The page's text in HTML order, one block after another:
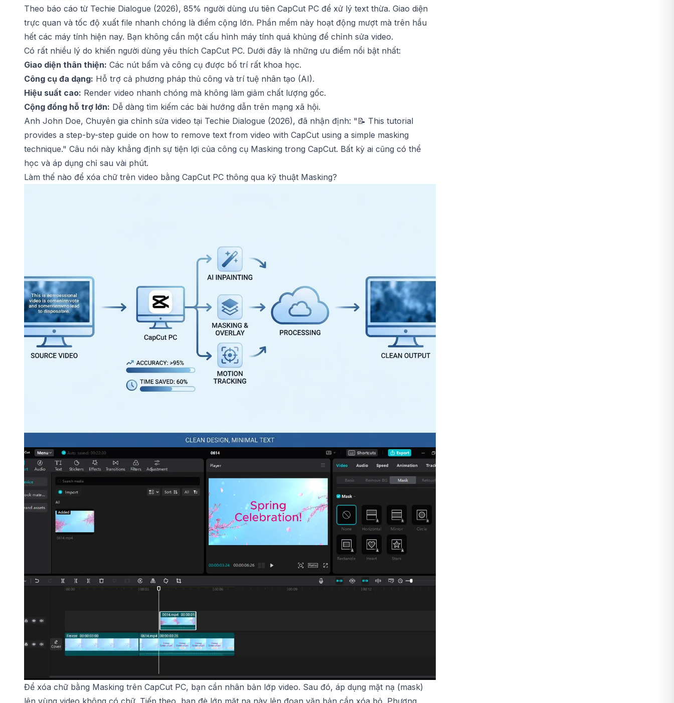
Theo báo cáo từ Techie Dialogue (2026), 85% người dùng ưu tiên CapCut PC để xử lý text thừa. Giao diện
trực quan và tốc độ xuất file nhanh chóng là điểm cộng lớn. Phần mềm này hoạt động mượt mà trên hầu
hết các máy tính hiện nay. Bạn không cần một cấu hình máy tính quá khủng để chỉnh sửa video.
Có rất nhiều lý do khiến người dùng yêu thích CapCut PC. Dưới đây là những ưu điểm nổi bật nhất:
Giao diện thân thiện: Các nút bấm và công cụ được bố trí rất khoa học.
Công cụ đa dạng: Hỗ trợ cả phương pháp thủ công và trí tuệ nhân tạo (AI).
Hiệu suất cao: Render video nhanh chóng mà không làm giảm chất lượng gốc.
Cộng đồng hỗ trợ lớn: Dễ dàng tìm kiếm các bài hướng dẫn trên mạng xã hội.
Anh John Doe, Chuyên gia chỉnh sửa video tại Techie Dialogue (2026), đã nhận định: "📝 This tutorial
provides a step-by-step guide on how to remove text from video with CapCut using a simple masking
technique." Câu nói này khẳng định sự tiện lợi của công cụ Masking trong CapCut. Bất kỳ ai cũng có thể
học và áp dụng chỉ sau vài phút.
Làm thế nào để xóa chữ trên video bằng CapCut PC thông qua kỹ thuật Masking?
Để xóa chữ bằng Masking trên CapCut PC, bạn cần nhân bản lớp video. Sau đó, áp dụng mặt nạ (mask)